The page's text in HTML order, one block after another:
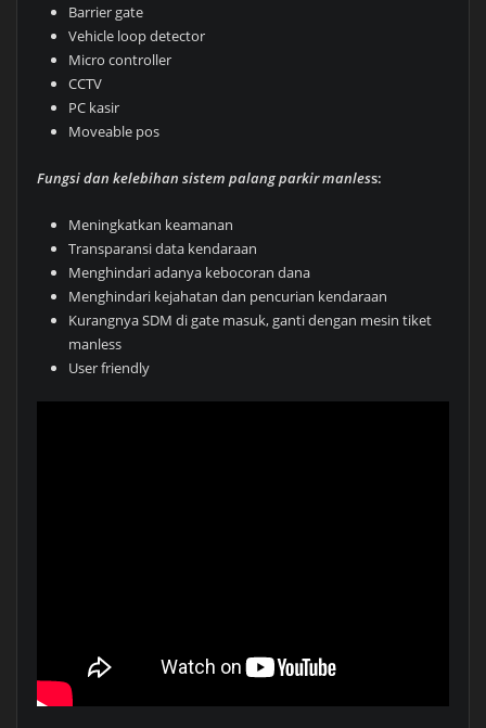
Barrier gate
Vehicle loop detector
Micro controller
CCTV
PC kasir
Moveable pos
Fungsi dan kelebihan sistem palang parkir manless:
Meningkatkan keamanan
Transparansi data kendaraan
Menghindari adanya kebocoran dana
Menghindari kejahatan dan pencurian kendaraan
Kurangnya SDM di gate masuk, ganti dengan mesin tiket
manless
User friendly